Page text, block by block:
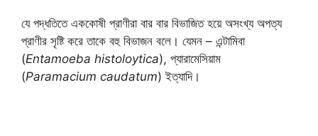
যে পদ্ধতিতে এককোষী প্রাণীরা বার বার বিভাজিত হয়ে অসংখ্য অপত্য
প্রাণীর সৃষ্টি করে তাকে বহু বিভাজন বলে। যেমন – এন্টামিবা
(Entamoeba histoloytica), প্যারামেসিয়াম
(Paramacium caudatum) ইত্যাদি।